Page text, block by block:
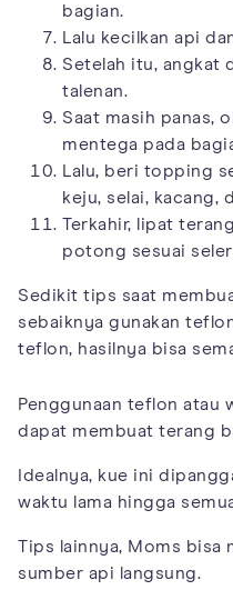
bagian.
Lalu kecilkan api
Setelah itu, angkat
talenan.
Saat masih panas,
mentega pada
Lalu, beri topping
keju, selai, kacang,
Terkahir, lipat
potong sesuai
Sedikit tips saat
sebaiknya gunakan
teflon, hasilnya bisa
Penggunaan teflon atau
dapat membuat terang
Idealnya, kue ini
waktu lama hingga
Tips lainnya, Moms bisa
sumber api langsung.